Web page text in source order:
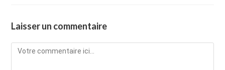
Laisser un commentaire
Comment